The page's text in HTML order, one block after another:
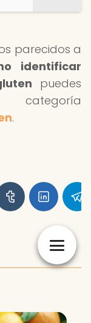
parecidos a
identificar
puedes
.